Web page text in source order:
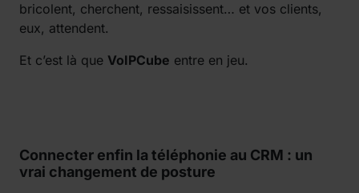
bricolent, cherchent, ressaisissent… et vos clients,
eux, attendent.
Et c’est là que VoIPCube entre en jeu.
Connecter enfin la téléphonie au CRM : un
vrai changement de posture